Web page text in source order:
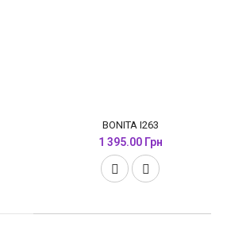
BONITA I263
1 395.00 Грн